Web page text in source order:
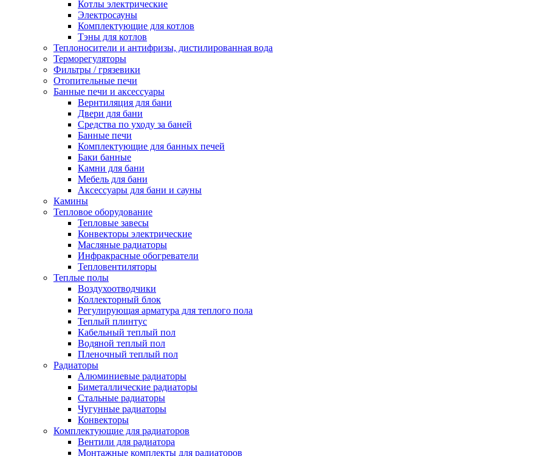
Котлы электрические
Электросауны
Комплектующие для котлов
Тэны для котлов
Теплоносители и антифризы, дистилированная вода
Терморегуляторы
Фильтры / грязевики
Отопительные печи
Банные печи и аксессуары
Вернтиляция для бани
Двери для бани
Средства по уходу за баней
Банные печи
Комплектующие для банных печей
Баки банные
Камни для бани
Мебель для бани
Аксессуары для бани и сауны
Камины
Тепловое оборудование
Тепловые завесы
Конвекторы электрические
Масляные радиаторы
Инфракрасные обогреватели
Тепловентиляторы
Теплые полы
Воздухоотводчики
Коллекторный блок
Регулирующая арматура для теплого пола
Теплый плинтус
Кабельный теплый пол
Водяной теплый пол
Пленочный теплый пол
Радиаторы
Алюминиевые радиаторы
Биметаллические радиаторы
Стальные радиаторы
Чугунные радиаторы
Конвекторы
Комплектующие для радиаторов
Вентили для радиатора
Монтажные комплекты для радиаторов